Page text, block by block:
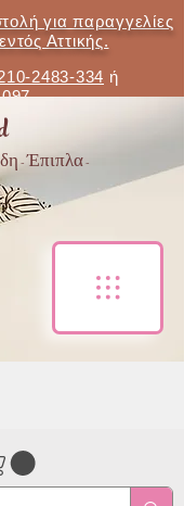
για παραγγελίες
Αττικής.
2483-334 ή
- Έπιπλα -